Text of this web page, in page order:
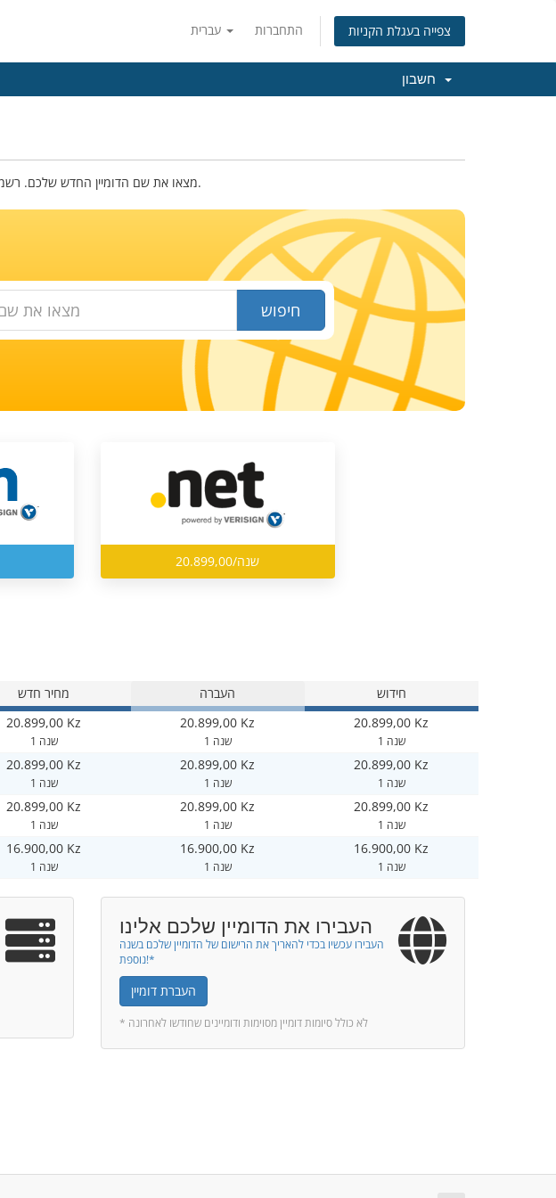
התחברות צפייה בעגלת הקניות
מצאו את שם הדומיין החדש שלכם. רשמו מטה את השם או מילות המפתח בכדי לבדוק את הזמינות.
חיפוש
20.899,00/שנה
מחיר חדש העברה חידוש
20.899,00 Kz
1 שנה
20.899,00 Kz
1 שנה
20.899,00 Kz
1 שנה
20.899,00 Kz
1 שנה
20.899,00 Kz
1 שנה
20.899,00 Kz
1 שנה
20.899,00 Kz
1 שנה
20.899,00 Kz
1 שנה
20.899,00 Kz
1 שנה
16.900,00 Kz
1 שנה
16.900,00 Kz
1 שנה
16.900,00 Kz
1 שנה
העבירו את הדומיין שלכם אלינו
העבירו עכשיו בכדי להאריך את הרישום של הדומיין שלכם בשנה
נוספת!*
העברת דומיין
* לא כולל סיומות דומיין מסוימות ודומיינים שחודשו לאחרונה